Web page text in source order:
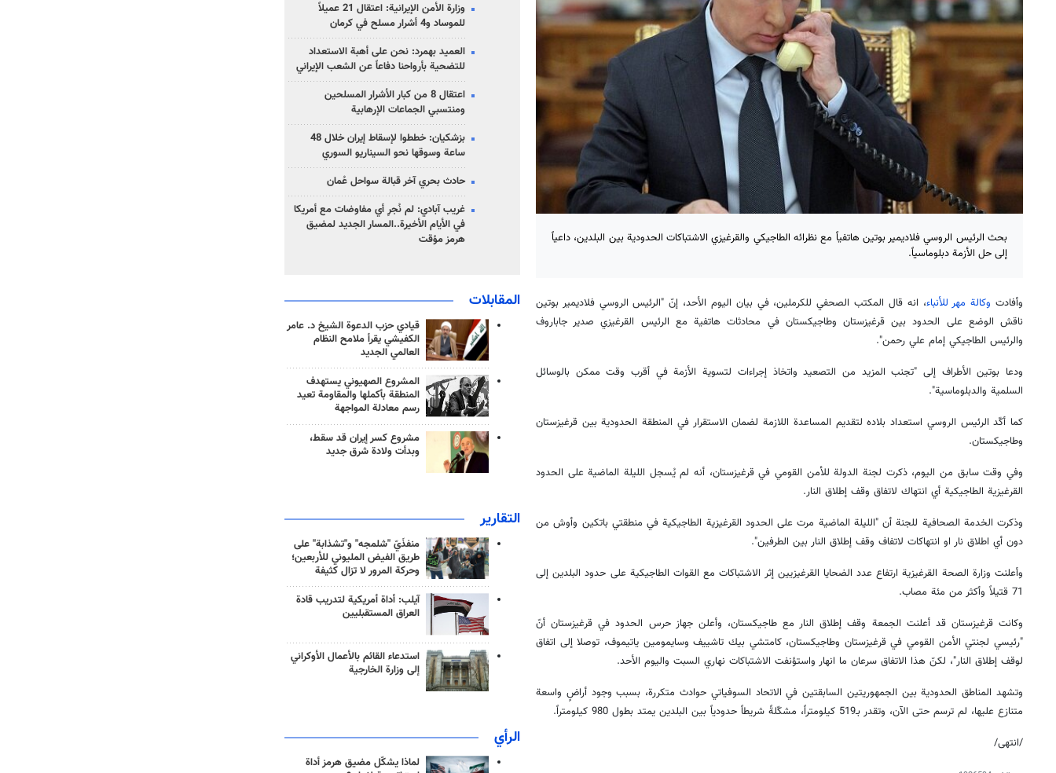
بحث الرئيس الروسي فلاديمير بوتين هاتفياً مع نظرائه الطاجيكي والقرغيزي الاشتباكات الحدودية بين البلدين، داعياً
إلى حل الأزمة دبلوماسياً.
وأفادت وكالة مهر للأنباء، انه قال المكتب الصحفي للكرملين، في بيان اليوم الأحد، إنّ "الرئيس الروسي فلاديمير بوتين
ناقش الوضع على الحدود بين قرغيزستان وطاجيكستان في محادثات هاتفية مع الرئيس القرغيزي صدير جاباروف
والرئيس الطاجيكي إمام علي رحمن".
ودعا بوتين الأطراف إلى "تجنب المزيد من التصعيد واتخاذ إجراءات لتسوية الأزمة في أقرب وقت ممكن بالوسائل
السلمية والدبلوماسية".
كما أكّد الرئيس الروسي استعداد بلاده لتقديم المساعدة اللازمة لضمان الاستقرار في المنطقة الحدودية بين قرغيزستان
وطاجيكستان.
وفي وقت سابق من اليوم، ذكرت لجنة الدولة للأمن القومي في قرغيزستان، أنه لم يُسجل الليلة الماضية على الحدود
القرغيزية الطاجيكية أي انتهاك لاتفاق وقف إطلاق النار.
وذكرت الخدمة الصحافية للجنة أن "الليلة الماضية مرت على الحدود القرغيزية الطاجيكية في منطقتي باتكين وأوش من
دون أي اطلاق نار او انتهاكات لاتفاف وقف إطلاق النار بين الطرفين".
وأعلنت وزارة الصحة القرغيزية ارتفاع عدد الضحايا القرغيزيين إثر الاشتباكات مع القوات الطاجيكية على حدود البلدين إلى
71 قتيلاً وأكثر من مئة مصاب.
وكانت قرغيزستان قد أعلنت الجمعة وقف إطلاق النار مع طاجيكستان، وأعلن جهاز حرس الحدود في قرغيزستان أنّ
"رئيسي لجنتي الأمن القومي في قرغيزستان وطاجيكستان، كامتشي بيك تاشييف وسايمومين ياتيموف، توصلا إلى اتفاق
لوقف إطلاق النار"، لكنّ هذا الاتفاق سرعان ما انهار واستؤنفت الاشتباكات نهاري السبت واليوم الأحد.
وتشهد المناطق الحدودية بين الجمهوريتين السابقتين في الاتحاد السوفياتي حوادث متكررة، بسبب وجود أراضٍ واسعة
متنازع عليها، لم ترسم حتى الآن، وتقدر بـ519 كيلومتراً، مشكّلةً شريطاً حدودياً بين البلدين يمتد بطول 980 كيلومتراً.
/انتهى/
وزارة الأمن الإيرانية: اعتقال 21 عميلاً
للموساد و4 أشرار مسلح في كرمان
العميد بهمرد: نحن على أهبة الاستعداد
للتضحية بأرواحنا دفاعاً عن الشعب الإيراني
اعتقال 8 من كبار الأشرار المسلحين
ومنتسبي الجماعات الإرهابية
بزشكيان: خططوا لإسقاط إيران خلال 48
ساعة وسوقها نحو السيناريو السوري
حادث بحري آخر قبالة سواحل عُمان
غريب آبادي: لم نُجرِ أي مفاوضات مع أمريكا
في الأيام الأخيرة..المسار الجديد لمضيق
هرمز مؤقت
المقابلات
قيادي حزب الدعوة الشيخ د. عامر
الكفيشي يقرأ ملامح النظام
العالمي الجديد
المشروع الصهيوني يستهدف
المنطقة بأكملها والمقاومة تعيد
رسم معادلة المواجهة
مشروع كسر إيران قد سقط،
وبدأت ولادة شرق جديد
التقارير
منفذَيّ "شلمجه" و"تشذابة" على
طريق الفيض المليوني للأربعين؛
وحركة المرور لا تزال كثيفة
آيلب: أداة أمريكية لتدريب قادة
العراق المستقبليين
استدعاء القائم بالأعمال الأوكراني
إلى وزارة الخارجية
الرأي
لماذا يشكّل مضيق هرمز أداة